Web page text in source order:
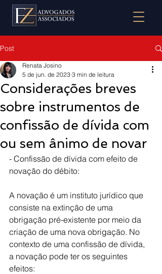
Post
Considerações breves
sobre instrumentos de
confissão de dívida com
ou sem ânimo de novar
Renata Josino
5 de jun. de 2023 3 min de leitura
- Confissão de dívida com efeito de
novação do débito:
A novação é um instituto jurídico que
consiste na extinção de uma
obrigação pré-existente por meio da
criação de uma nova obrigação. No
contexto de uma confissão de dívida,
a novação pode ter os seguintes
efeitos: